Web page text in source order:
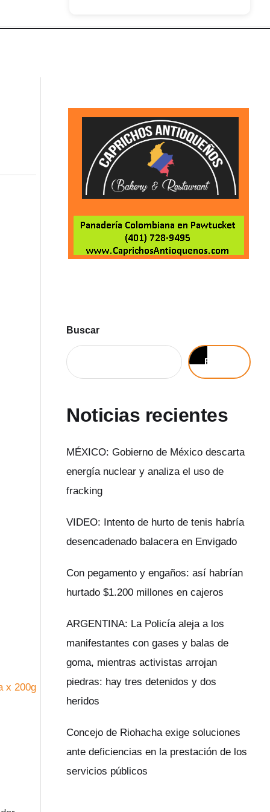
Buscar
Buscar
Noticias recientes
MÉXICO: Gobierno de México descarta
energía nuclear y analiza el uso de
fracking
VIDEO: Intento de hurto de tenis habría
desencadenado balacera en Envigado
Con pegamento y engaños: así habrían
hurtado $1.200 millones en cajeros
ARGENTINA: La Policía aleja a los
manifestantes con gases y balas de
goma, mientras activistas arrojan
piedras: hay tres detenidos y dos
heridos
Concejo de Riohacha exige soluciones
ante deficiencias en la prestación de los
servicios públicos